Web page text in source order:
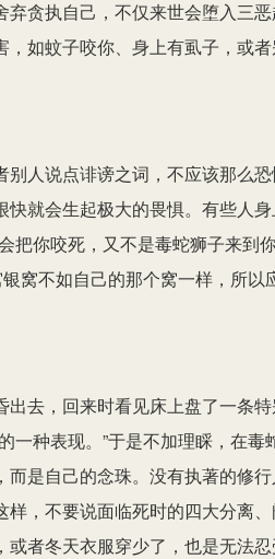
贪执自己，不仅来世会堕入三
如蚊子咬你、身上有虱子，或
人说点诽谤之词，不应该那么
就会生起极大的畏惧。有些人
你咬死，又不是毒蛇狮子来到
窝不如自己的那个窝一样，所以
去，回来时看见床上盘了一条
一种表现。”于是不加理睬，在
是自己的念珠。没有执著的修
，不要说面临死时的四大分离
者冬天衣服穿少了，也是无法忍